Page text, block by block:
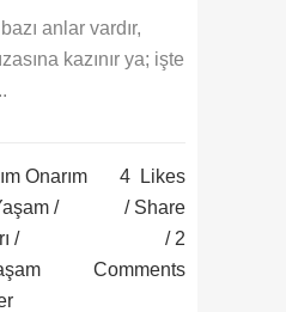
anlar vardır,
kazınır ya; işte
Onarım
/
/
4
Likes
Share
2
Comments